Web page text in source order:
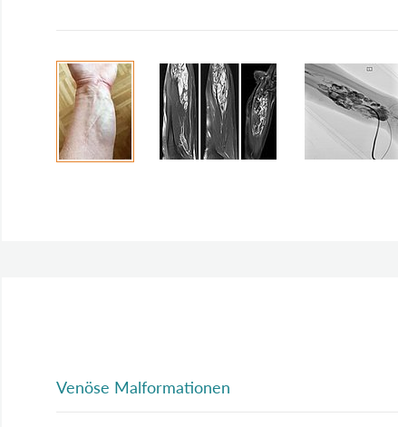
Venöse Malformationen